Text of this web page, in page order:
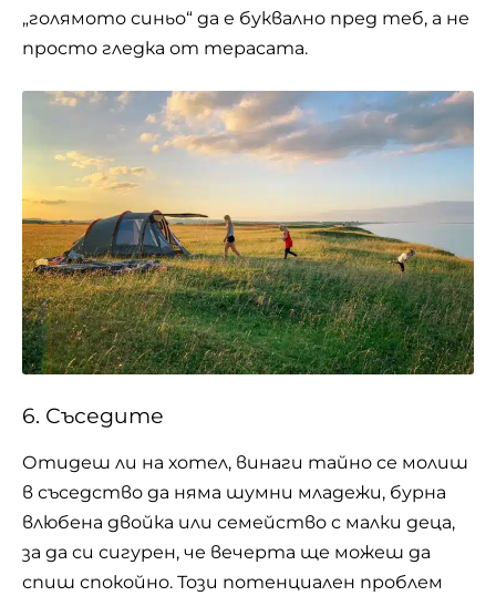
„голямото синьо“ да е буквално пред теб, а не
просто гледка от терасата.
6. Съседите
Отидеш ли на хотел, винаги тайно се молиш
в съседство да няма шумни младежи, бурна
влюбена двойка или семейство с малки деца,
за да си сигурен, че вечерта ще можеш да
спиш спокойно. Този потенциален проблем